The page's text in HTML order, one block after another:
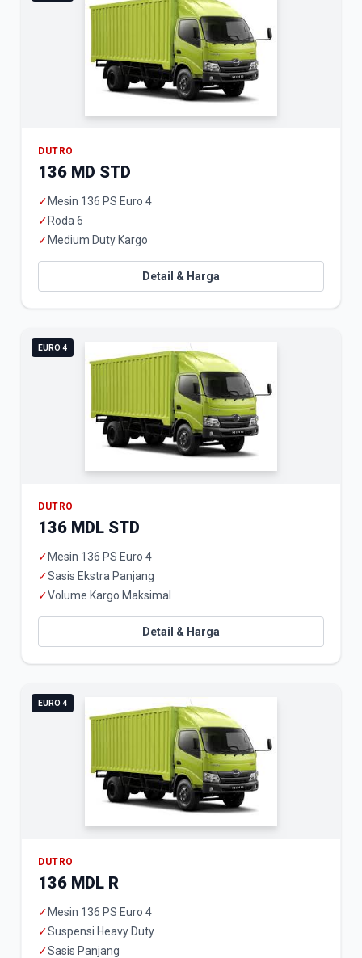
DUTRO
136 MD STD
✓ Mesin 136 PS Euro 4
✓ Roda 6
✓ Medium Duty Kargo
Detail & Harga
EURO 4
DUTRO
136 MDL STD
✓ Mesin 136 PS Euro 4
✓Sasis Ekstra Panjang
✓Volume Kargo Maksimal
Detail & Harga
EURO 4
DUTRO
136 MDL R
✓ Mesin 136 PS Euro 4
✓Suspensi Heavy Duty
✓Sasis Panjang